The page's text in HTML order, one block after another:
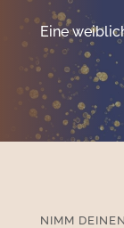
Eine
NIMM